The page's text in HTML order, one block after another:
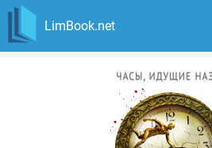
LimBook.net